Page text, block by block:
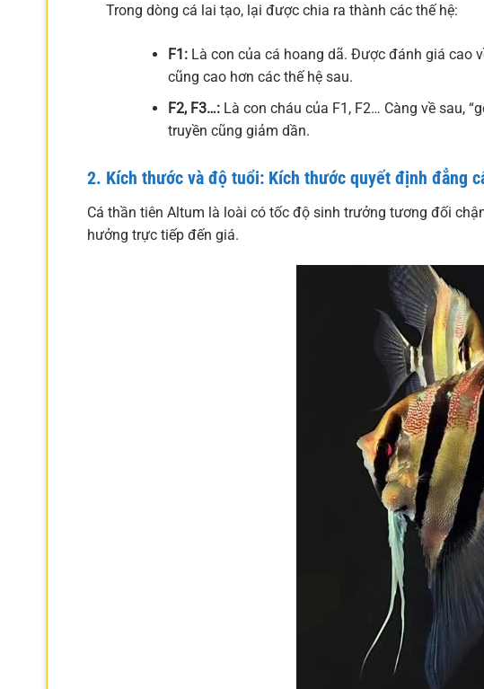
Trong dòng cá lai tạo, lại được chia ra thành các thế hệ:
F1:Là con của cá hoang dã. Được đánh giá cao
cũng cao hơn các thế hệ sau.
F2, F3…:Là con cháu của F1, F2… Càng về sau,
truyền cũng giảm dần.
2. Kích thước và độ tuổi: Kích thước quyết định đẳng
Cá thần tiên Altum là loài có tốc độ sinh trưởng tương đối
hưởng trực tiếp đến giá.